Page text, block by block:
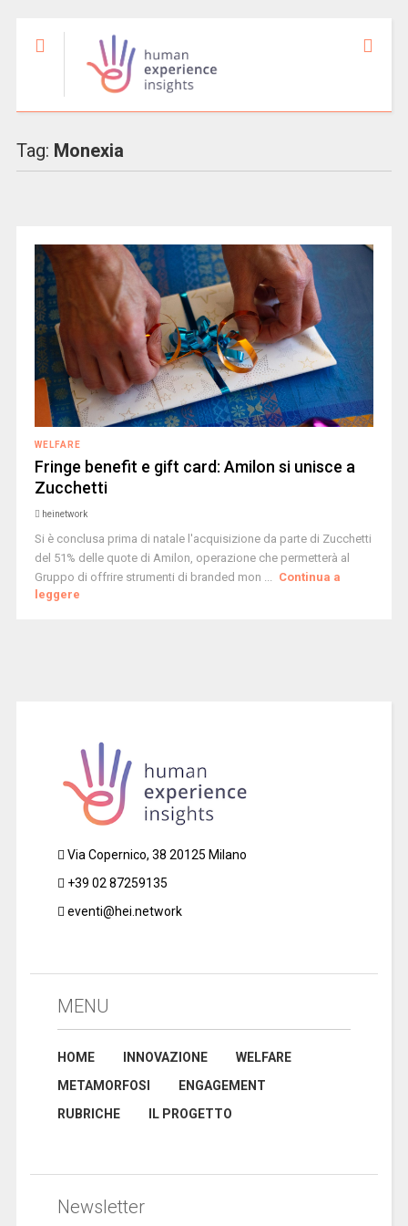
Tag: Monexia
WELFARE
Fringe benefit e gift card: Amilon si unisce a
Zucchetti
heinetwork
Si è conclusa prima di natale l'acquisizione da parte di Zucchetti
del 51% delle quote di Amilon, operazione che permetterà al
Gruppo di offrire strumenti di branded mon ... Continua a
leggere
Via Copernico, 38 20125 Milano
+39 02 87259135
eventi@hei.network
MENU
HOME INNOVAZIONE
WELFARE
METAMORFOSI
ENGAGEMENT
RUBRICHE
IL PROGETTO
Newsletter